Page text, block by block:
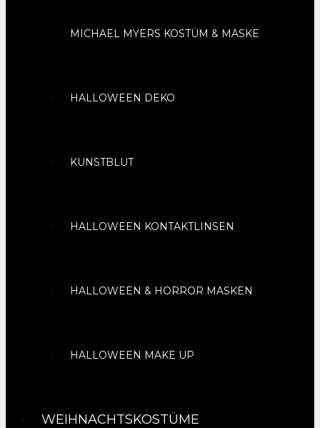
MICHAEL MYERS KOSTÜM & MASKE
HALLOWEEN DEKO
KUNSTBLUT
HALLOWEEN KONTAKTLINSEN
HALLOWEEN & HORROR MASKEN
HALLOWEEN MAKE UP
WEIHNACHTSKOSTÜME